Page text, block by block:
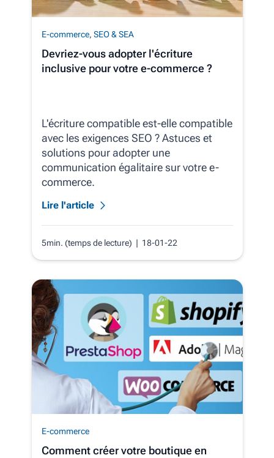
E-commerce, SEO & SEA
Devriez-vous adopter l'écriture
inclusive pour votre e-commerce ?
L'écriture compatible est-elle compatible
avec les exigences SEO ? Astuces et
solutions pour adopter une
communication égalitaire sur votre e-
commerce.
Lire l'article
5min. (temps de lecture) | 18-01-22
E-commerce
Comment créer votre boutique en